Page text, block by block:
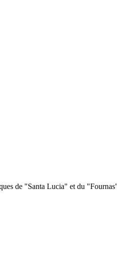
de "Santa Lucia" et du